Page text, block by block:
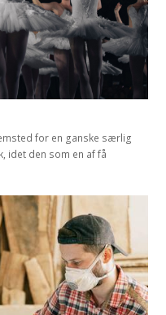
for en ganske særlig
idet den som en af få